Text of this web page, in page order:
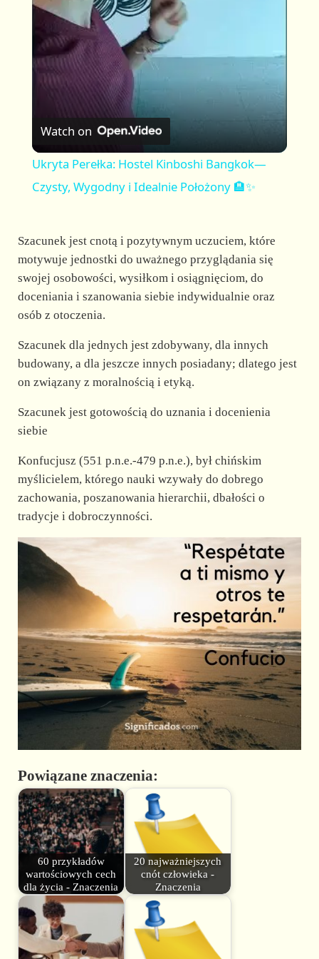
a
V
i
e
o
Watch on
Ukryta Perełka: Hostel Kinboshi Bangkok—
Czysty, Wygodny i Idealnie Położony 🏨✨
Szacunek jest cnotą i pozytywnym uczuciem, które
motywuje jednostki do uważnego przyglądania się
swojej osobowości, wysiłkom i osiągnięciom, do
doceniania i szanowania siebie indywidualnie oraz
osób z otoczenia.
Szacunek dla jednych jest zdobywany, dla innych
budowany, a dla jeszcze innych posiadany; dlatego jest
on związany z moralnością i etyką.
Szacunek jest gotowością do uznania i docenienia
siebie
Konfucjusz (551 p.n.e.-479 p.n.e.), był chińskim
myślicielem, którego nauki wzywały do dobrego
zachowania, poszanowania hierarchii, dbałości o
tradycje i dobroczynności.
Powiązane znaczenia:
60 przykładów
wartościowych cech
dla życia - Znaczenia
20 najważniejszych
cnót człowieka -
Znaczenia